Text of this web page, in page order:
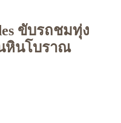
ขับรถชมทุ่ง
หินโบราณ